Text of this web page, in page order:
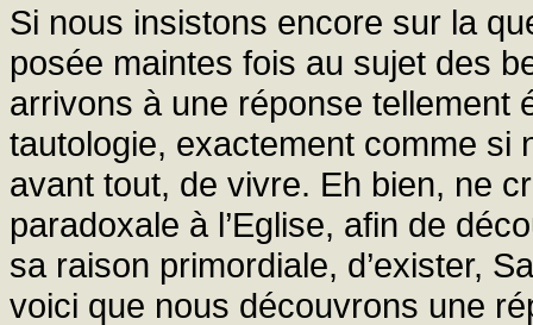
Si nous insistons encore sur la
posée maintes fois au sujet des
arrivons à une réponse tellement
tautologie, exactement comme si
avant tout, de vivre. Eh bien, ne
paradoxale à l’Eglise, afin de
sa raison primordiale, d’exister,
voici que nous découvrons une